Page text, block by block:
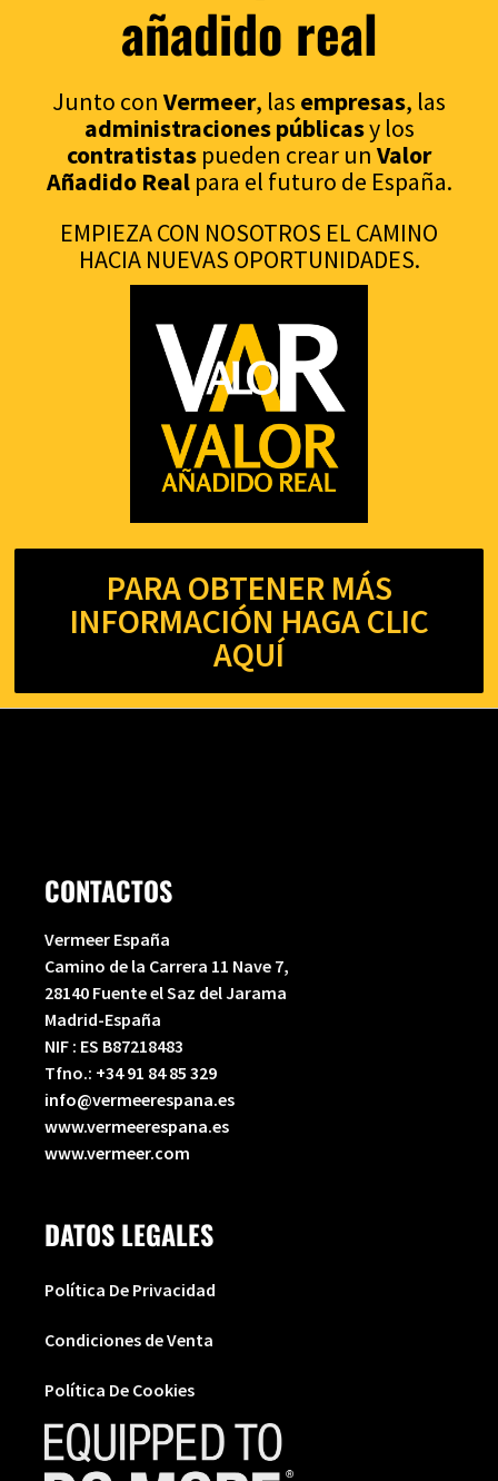
añadido real
Junto con Vermeer, las empresas, las
administraciones públicasy los
contratistas pueden crear un Valor
Añadido Realpara el futuro de España.
EMPIEZA CON NOSOTROS EL CAMINO
HACIA NUEVAS OPORTUNIDADES.
PARA OBTENER MÁS
INFORMACIÓN HAGA CLIC
AQUÍ
CONTACTOS
Vermeer España
Camino de la Carrera 11 Nave 7,
28140 Fuente el Saz del Jarama
Madrid-España
NIF : ES B87218483
Tfno.: +34 91 84 85 329
info@vermeerespana.es
www.vermeerespana.es
www.vermeer.com
DATOS LEGALES
Política De Privacidad
Condiciones de Venta
Política De Cookies